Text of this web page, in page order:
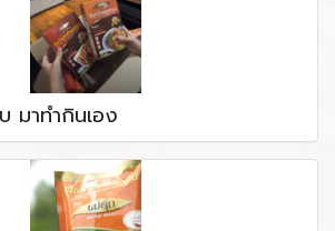
มาทำกินเอง